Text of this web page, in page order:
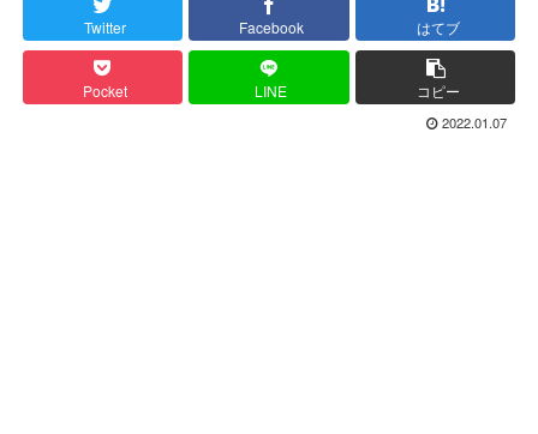
Twitter Facebook はてブ
Pocket LINE コピー
2022.01.07